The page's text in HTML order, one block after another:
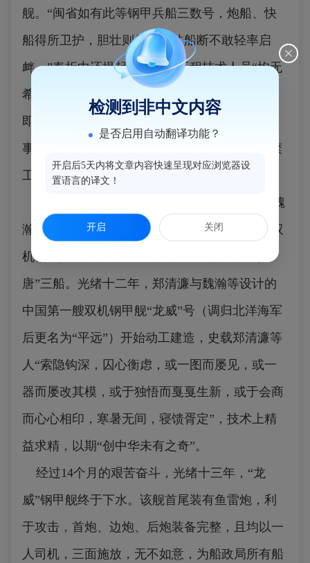
舰。“闽省如有此等钢甲兵船三数号，炮船、快
船得所卫护，胆壮则气扬，法船断不敢轻率启
衅。”奏折中还提起郑清濂等工程技术人员“均无
希图名利之心，只以马江死事诸人，非其亲故，
即属乡邻，以报仇雪愤之心，寄于监作考工之
事，成效必有可观。”并向朝廷表示：“如果虚糜
工费，甘与该学生等一同科罪。”
这份奏折终于获得了清廷的批准，郑清濂与魏
瀚、吴德章被委任监造船身，效仿法国创造的双
机钢甲兵船“柯袭德士迪克”、“士飞礼”、“则
唐”三船。光绪十二年，郑清濂与魏瀚等设计的
中国第一艘双机钢甲舰“龙威”号（调归北洋海军
后更名为“平远”）开始动工建造，史载郑清濂等
人“索隐钩深，囚心衡虑，或一图而屡见，或一
器而屡改其模，或于独悟而戛戛生新，或于会商
而心心相印，寒暑无间，寝馈胥定”，技术上精
益求精，以期“创中华未有之奇”。
经过14个月的艰苦奋斗，光绪十三年，“龙
威”钢甲舰终于下水。该舰首尾装有鱼雷炮，利
于攻击，首炮、边炮、后炮装备完整，且均以一
人司机，三面施放，无不如意，为船政局所有船
检测到非中文内容
是否启用自动翻译功能？
开启后5天内将文章内容快速呈现对应浏览器设
置语言的译文！
开启 关闭